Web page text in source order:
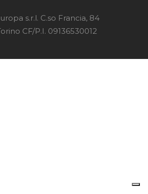
s.r.l. C.so Francia, 84
CF/P.I. 09136530012